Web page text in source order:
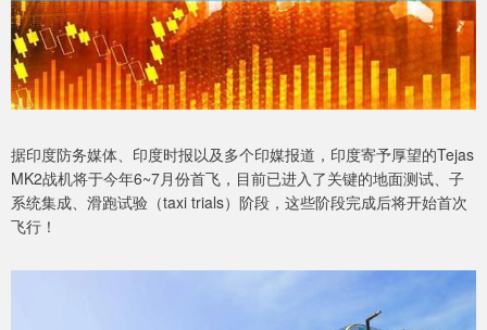
据印度防务媒体、印度时报以及多个印媒报道，印度寄予厚望的Tejas
MK2战机将于今年6~7月份首飞，目前已进入了关键的地面测试、子
系统集成、滑跑试验（taxi trials）阶段，这些阶段完成后将开始首次
飞行！